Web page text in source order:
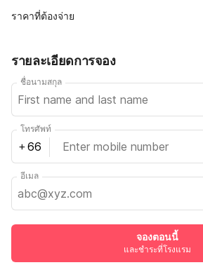
ราคาที่ต้องจ่าย
72% Coupon Discount
Total Payable (Discounts + all taxes)
รายละเอียดการจอง
ชื่อนามสกุล
โทรศัพท์
+
อีเมล
จองตอนนี้
และชำระที่โรงแรม